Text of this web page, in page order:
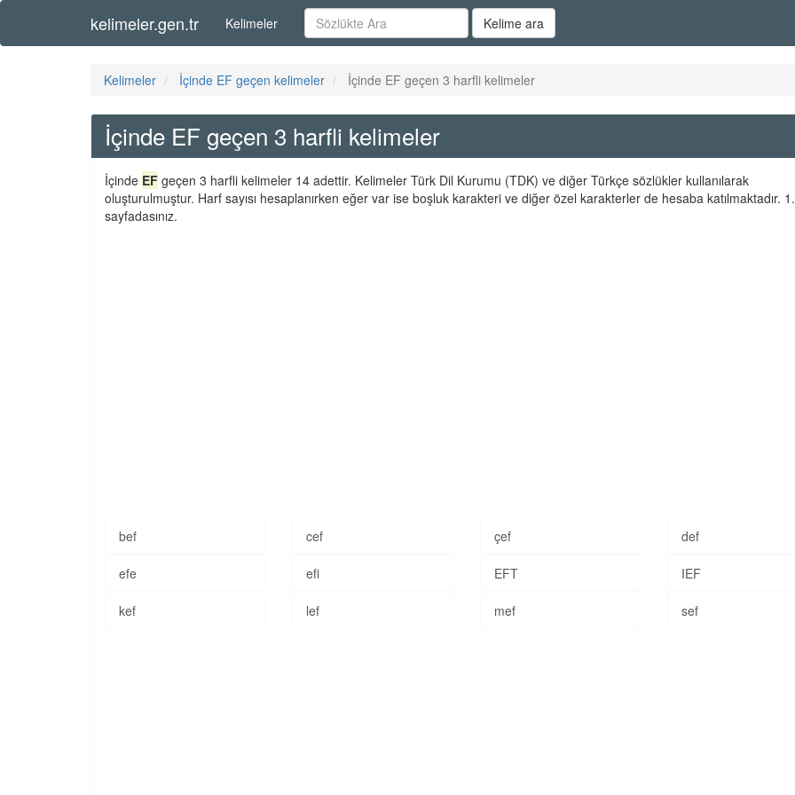
kelimeler.gen.tr Kelimeler Kelime ara
Kelimeler İçinde EF geçen kelimeler İçinde EF geçen 3 harfli kelimeler
İçinde EF geçen 3 harfli kelimeler
İçinde EF geçen 3 harfli kelimeler 14 adettir. Kelimeler Türk Dil Kurumu (TDK) ve diğer Türkçe sözlükler kullanılarak
oluşturulmuştur. Harf sayısı hesaplanırken eğer var ise boşluk karakteri ve diğer özel karakterler de hesaba katılmaktadır. 1.
sayfadasınız.
bef cef çef def
efe efi EFT IEF
kef lef mef sef